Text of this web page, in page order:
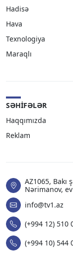
Hadisə
Hava
Texnologiya
Maraqlı
SƏHIFƏLƏR
Haqqımızda
Reklam
AZ1065, Bakı
Nərimanov,
info@tv1.az
(+994 12) 510
(+994 10) 544